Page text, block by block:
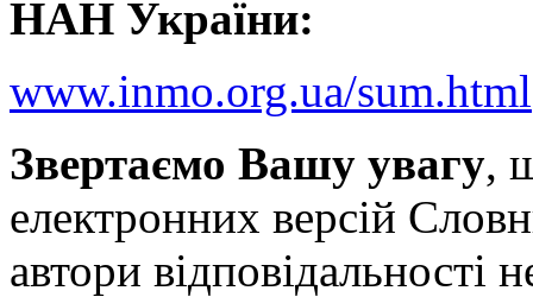
НАН України:
www.inmo.org.ua/sum.html
Звертаємо Вашу увагу,
електронних версій
автори відповідальності